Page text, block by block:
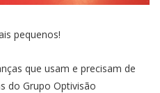
pequenos!
que usam e precisam de
do Grupo Optivisão